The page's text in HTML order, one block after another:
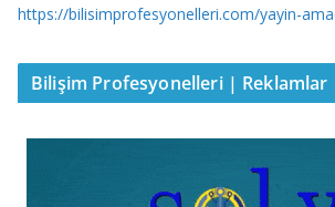
https://bilisimprofesyonelleri.com/yayin-
Bilişim Profesyonelleri | Reklamlar